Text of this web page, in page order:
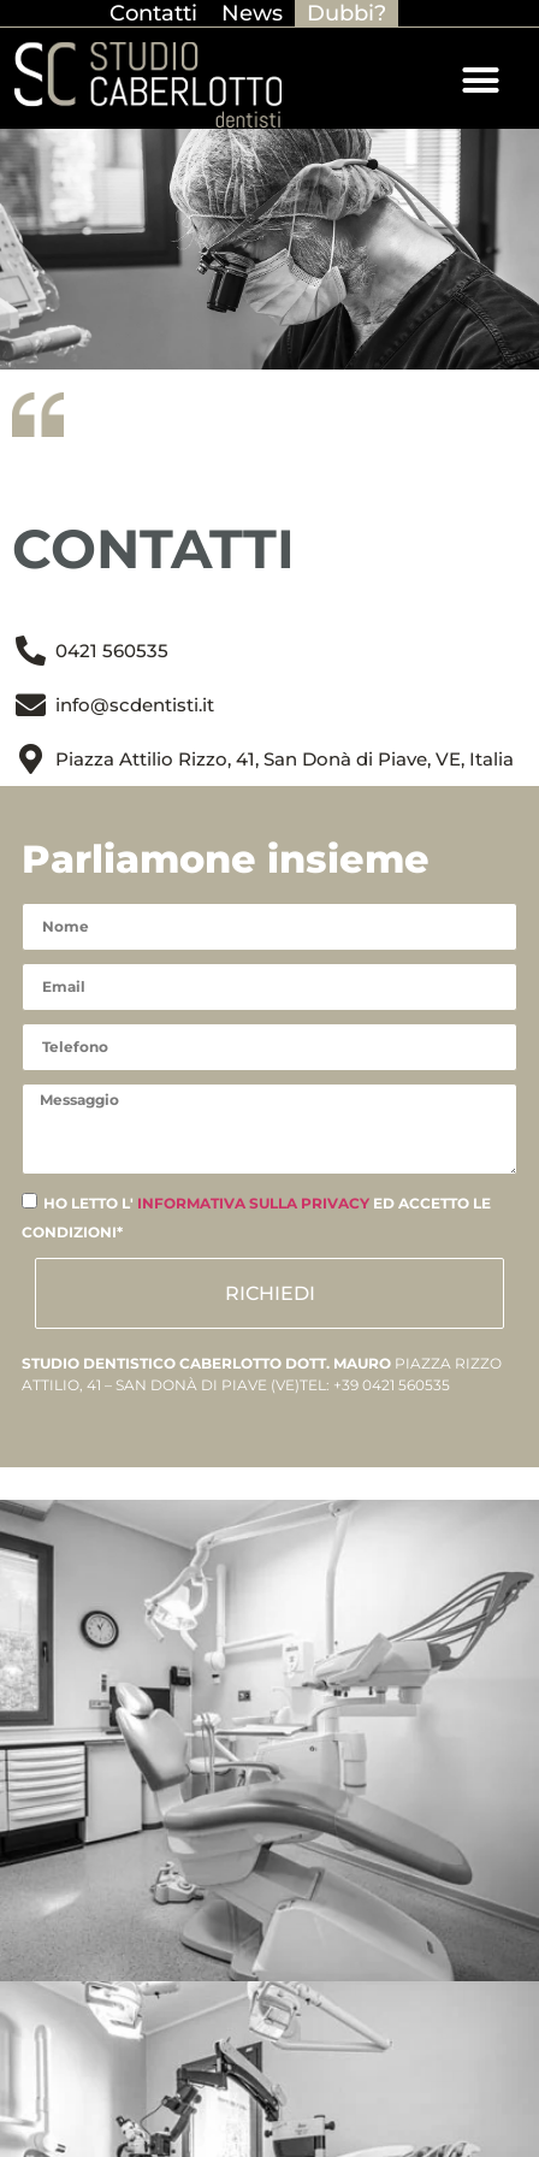
Contatti News Dubbi?
CONTATTI
0421 560535
info@scdentisti.it
Piazza Attilio Rizzo, 41, San Donà di Piave, VE, Italia
Parliamone insieme
HO LETTO L' INFORMATIVA SULLA PRIVACY ED ACCETTO LE
CONDIZIONI*
RICHIEDI
STUDIO DENTISTICO CABERLOTTO DOTT. MAURO PIAZZA RIZZO
ATTILIO, 41 – SAN DONÀ DI PIAVE (VE)TEL: +39 0421 560535